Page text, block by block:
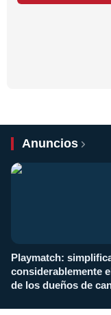
Anuncios
Playmatch:
considerablemente
de los dueños de